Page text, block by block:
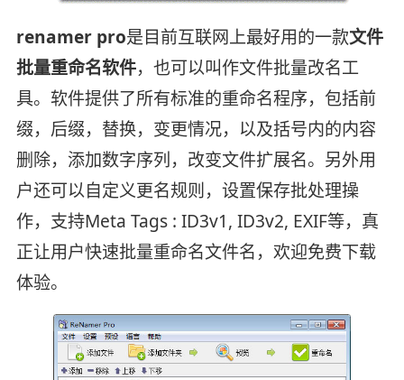
renamer pro是目前互联网上最好用的一款文件
批量重命名软件，也可以叫作文件批量改名工
具。软件提供了所有标准的重命名程序，包括前
缀，后缀，替换，变更情况，以及括号内的内容
删除，添加数字序列，改变文件扩展名。另外用
户还可以自定义更名规则，设置保存批处理操
作，支持Meta Tags : ID3v1, ID3v2, EXIF等，真
正让用户快速批量重命名文件名，欢迎免费下载
体验。